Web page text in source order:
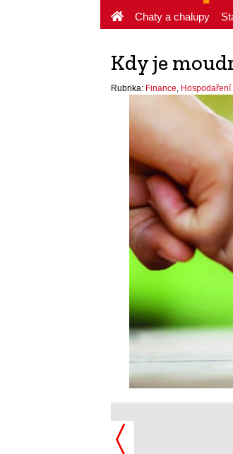
Chaty a chalupy
Kdy je
Rubrika: Finance Hospodaření